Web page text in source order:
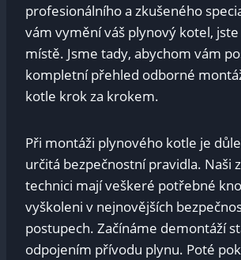
profesionálního a zkušeného
vám vymění váš plynový kotel,
místě. Jsme tady, abychom vám
kompletní přehled odborné
kotle krok za krokem.
Při montáži plynového kotle je
určitá bezpečnostní pravidla. Naši
technici mají veškeré potřebné
vyškoleni v nejnovějších
postupech. Začínáme demontáží
odpojením přívodu plynu. Poté